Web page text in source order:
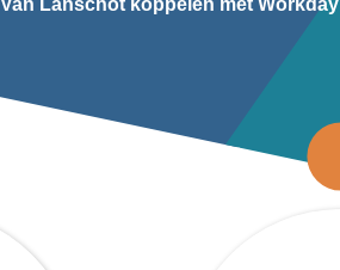
Van Lanschot koppelen met Workday